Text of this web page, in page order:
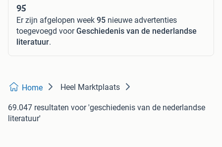
95
Er zijn afgelopen week 95 nieuwe advertenties
toegevoegd voorGeschiedenis van de nederlandse
literatuur.
Home Heel Marktplaats
69.047 resultaten voor 'geschiedenis van de nederlandse
literatuur'